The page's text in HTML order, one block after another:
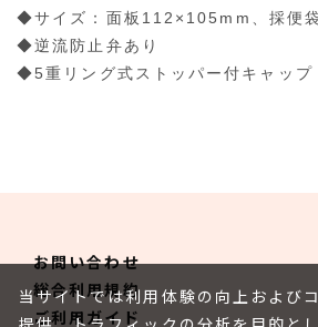
◆サイズ：面板112×105mm、採便
◆逆流防止弁あり
◆5重リング式ストッパー付キャップ
お問い合わせ
総合利用規約
ご利用ガイド
当サイトでは利用体験の向上および